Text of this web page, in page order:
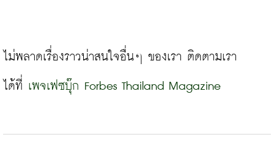
ไม่พลาดเรื่องราวน่าสนใจอื่นๆ ของเรา ติดตามเรา
ได้ที่ เพจเฟซบุ๊ก Forbes Thailand Magazine